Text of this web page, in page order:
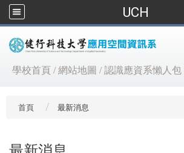
UCH
學校首頁 /網站地圖 /認識應資系懶人包
首頁 最新消息